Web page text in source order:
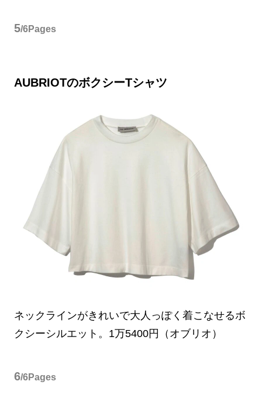
5/6Pages
AUBRIOTのボクシーTシャツ
ネックラインがきれいで大人っぽく着こなせるボ
クシーシルエット。1万5400円（オブリオ）
6/6Pages